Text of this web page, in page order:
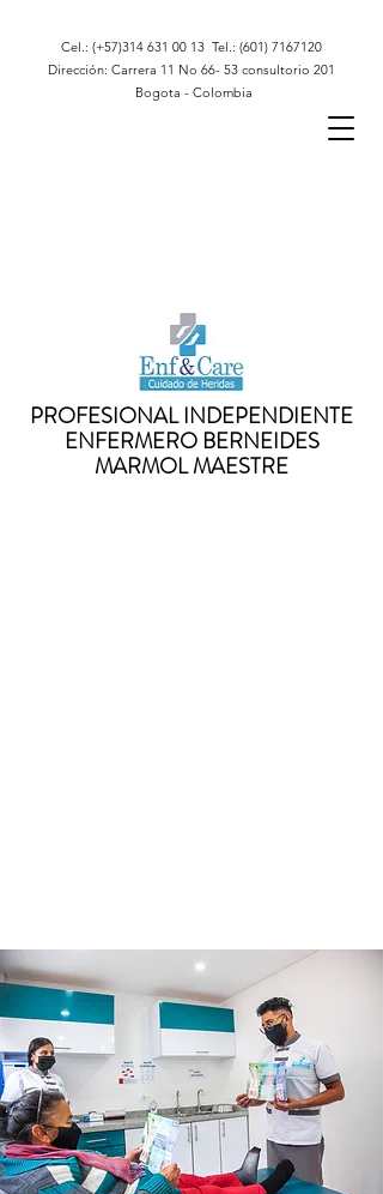
Cel.: (+57)314 631 00 13 Tel.: (601) 7167120
Dirección: Carrera 11 No 66- 53 consultorio 201
Bogota - Colombia
PROFESIONAL INDEPENDIENTE
ENFERMERO BERNEIDES
MARMOL MAESTRE